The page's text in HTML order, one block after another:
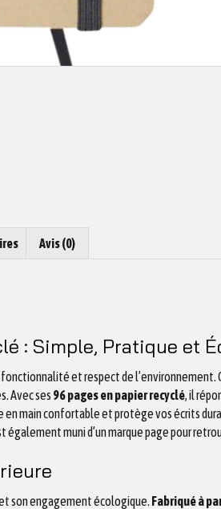
Avis (0)
: Simple, Pratique et
et respect de l’environnement.
Avec ses 96 pages en papier recyclé , il
en main confortable et protège vos écrits
muni d’un marque page pour
son engagement écologique. Fabriqué à